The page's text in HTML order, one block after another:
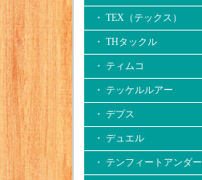
・ TEX（テックス）
・ THタックル
・ ティムコ
・ テッケルルアー
・ デプス
・ デュエル
・ テンフィートアンダー